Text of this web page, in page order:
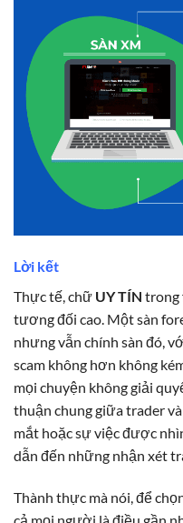
Lời kết
Thực tế, chữ UY TÍN trong
tương đối cao. Một sàn
nhưng vẫn chính sàn đó,
scam không hơn không
mọi chuyện không giải
thuận chung giữa trader
mắt hoặc sự việc được
dẫn đến những nhận xét
Thành thực mà nói, để